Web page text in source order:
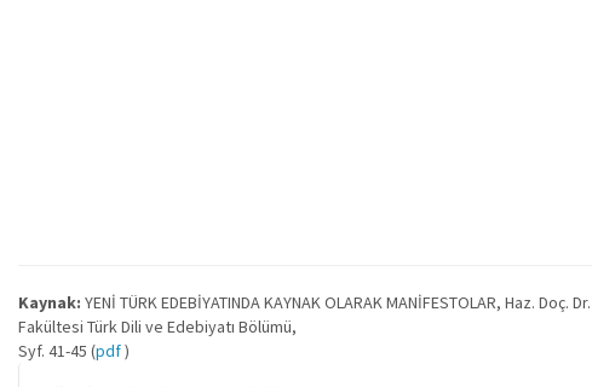
Kaynak: YENİ TÜRK EDEBİYATINDA KAYNAK OLARAK MANİFESTOLAR, Haz.
Fakültesi Türk Dili ve Edebiyatı Bölümü,
Syf. 41-45 (pdf)